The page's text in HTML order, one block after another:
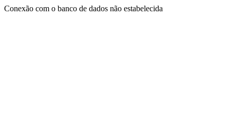
Conexão com o banco de dados não estabelecida